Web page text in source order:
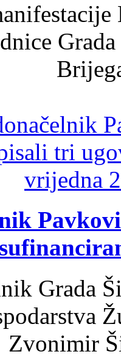
Grada
Zvonimir